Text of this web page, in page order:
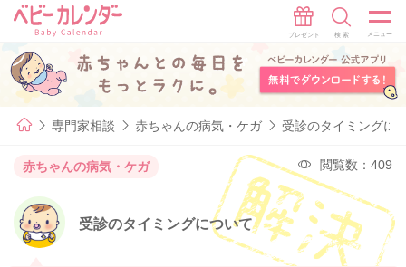
専門家相談 赤ちゃんの病気・ケガ 受診のタイミングに
赤ちゃんの病気・ケガ 閲覧数：409
受診のタイミングについて